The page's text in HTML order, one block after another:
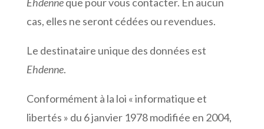
cas, elles ne seront cédées ou revendues.
Le destinataire unique des données est
Ehdenne.
Conformément à la loi « informatique et
libertés » du 6 janvier 1978 modifiée en 2004,